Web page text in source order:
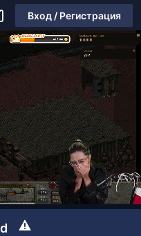
Вход / Регистрация